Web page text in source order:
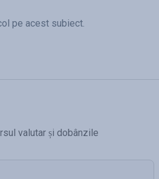
pe acest subiect.
valutar și dobânzile